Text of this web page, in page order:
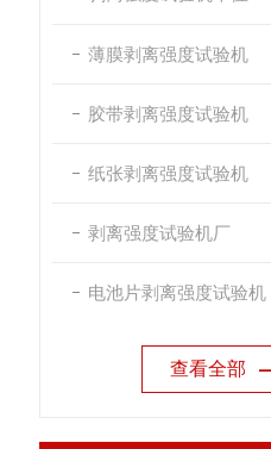
薄膜剥离强度试验机
胶带剥离强度试验机
纸张剥离强度试验机
剥离强度试验机厂
电池片剥离强度试验机
查看全部